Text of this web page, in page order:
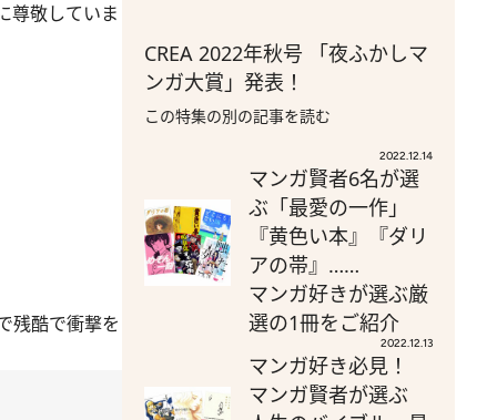
尊敬していま
残酷で衝撃を
CREA 2022年秋号 「夜ふかしマ
ンガ大賞」発表！
この特集の別の記事を読む
2022.12.14
マンガ賢者6名が選
ぶ「最愛の一作」
『黄色い本』『ダリ
アの帯』……
マンガ好きが選ぶ厳
選の1冊をご紹介
2022.12.13
マンガ好き必見！
マンガ賢者が選ぶ